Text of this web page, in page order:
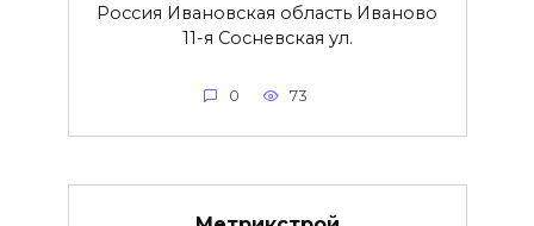
Россия Ивановская область Иваново
11-я Сосневская ул.
0 73